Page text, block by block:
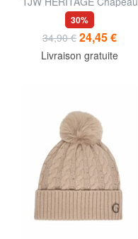
avec visière
30%
34,90 € 24,45 €
Livraison gratuite